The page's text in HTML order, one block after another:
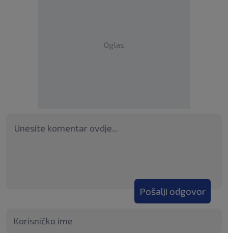
Oglas
Pošalji odgovor